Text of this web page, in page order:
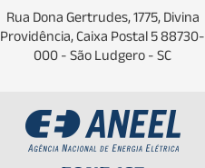
Rua Dona Gertrudes, 1775, Divina
Providência, Caixa Postal 5 88730-
000 - São Ludgero - SC